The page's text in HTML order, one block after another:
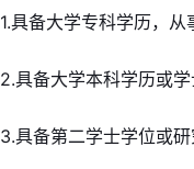
1.具备大学专科学历，从
2.具备大学本科学历或
3.具备第二学士学位或